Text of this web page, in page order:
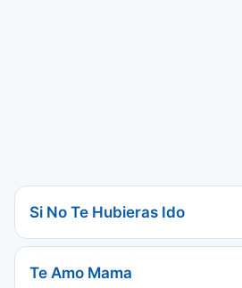
Si No Te Hubieras Ido
Te Amo Mama